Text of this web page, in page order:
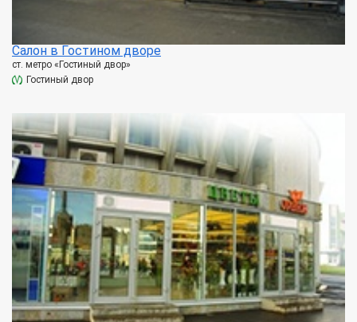
Салон в Гостином дворе
ст. метро «Гостиный двор»
Гостиный двор